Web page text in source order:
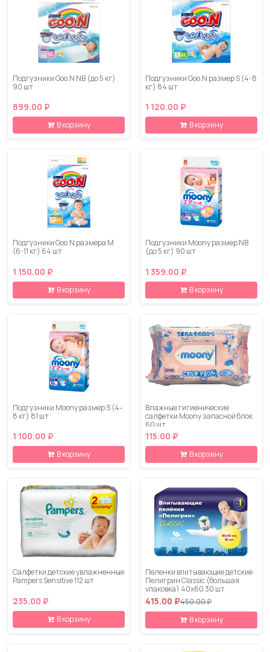
Подгузники Goo.N NB (до 5 кг)
90 шт
899.00 ₽
В корзину
Подгузники Goo.N размер S (4-8
кг) 84 шт
1 120.00 ₽
В корзину
Подгузники Goo.N размера M
(6-11 кг) 64 шт
1 150.00 ₽
В корзину
Подгузники Moony размер NB
(до 5 кг) 90 шт
1 359.00 ₽
В корзину
Подгузники Moony размер S (4-
8 кг) 81 шт
1 100.00 ₽
В корзину
Влажные гигиенические
салфетки Moony запасной блок
60 шт
115.00 ₽
В корзину
Салфетки детские увлажненные
Pampers Sensitive 112 шт
235.00 ₽
В корзину
Пеленки впитывающие детские
Пелигрин Classic (большая
упаковка) 40х60 30 шт
415.00 ₽450.00 ₽
В корзину